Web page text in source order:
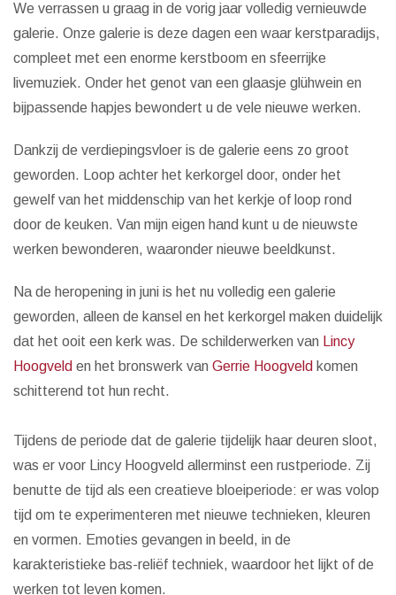
We verrassen u graag in de vorig jaar volledig vernieuwde
galerie. Onze galerie is deze dagen een waar kerstparadijs,
compleet met een enorme kerstboom en sfeerrijke
livemuziek. Onder het genot van een glaasje glühwein en
bijpassende hapjes bewondert u de vele nieuwe werken.
Dankzij de verdiepingsvloer is de galerie eens zo groot
geworden. Loop achter het kerkorgel door, onder het
gewelf van het middenschip van het kerkje of loop rond
door de keuken. Van mijn eigen hand kunt u de nieuwste
werken bewonderen, waaronder nieuwe beeldkunst.
Na de heropening in juni is het nu volledig een galerie
geworden, alleen de kansel en het kerkorgel maken duidelijk
dat het ooit een kerk was. De schilderwerken van
Lincy
Hoogveld en het bronswerk van Gerrie Hoogveld komen
schitterend tot hun recht.
Tijdens de periode dat de galerie tijdelijk haar deuren sloot,
was er voor Lincy Hoogveld allerminst een rustperiode. Zij
benutte de tijd als een creatieve bloeiperiode: er was volop
tijd om te experimenteren met nieuwe technieken, kleuren
en vormen. Emoties gevangen in beeld, in de
karakteristieke bas-reliëf techniek, waardoor het lijkt of de
werken tot leven komen.